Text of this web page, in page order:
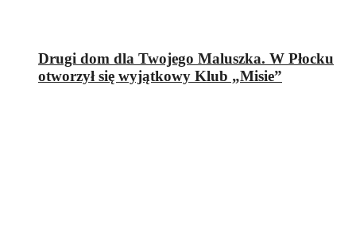
Drugi dom dla Twojego Maluszka. W Płocku
otworzył się wyjątkowy Klub „Misie”